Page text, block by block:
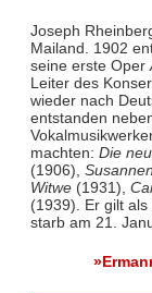
Joseph
Mailand. 1902
seine erste Oper
Leiter des
wieder nach
entstanden
machten: Die
(1906),
Witwe(1931),
(1939). Er gilt
starb am 21.